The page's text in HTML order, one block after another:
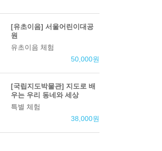
[유초이음] 서울어린이대공
원
유초이음 체험
50,000원
[국립지도박물관] 지도로 배
우는 우리 동네와 세상
특별 체험
38,000원